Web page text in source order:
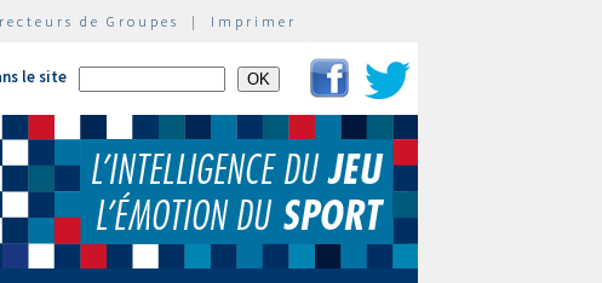
de Groupes | Imprimer
le site